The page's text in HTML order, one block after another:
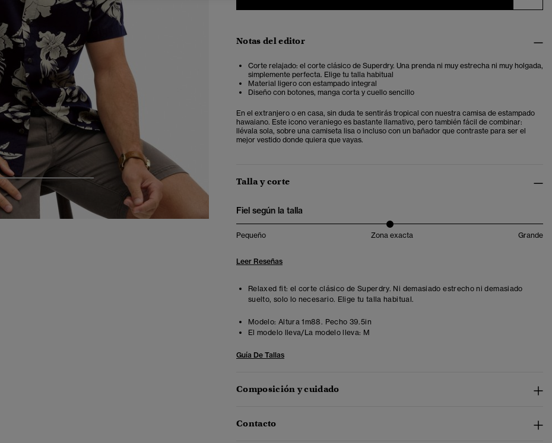
3
Notas del editor
Corte relajado: el corte clásico de Superdry. Una prenda ni muy estrecha ni muy holgada,
simplemente perfecta. Elige tu talla habitual
Material ligero con estampado integral
Diseño con botones, manga corta y cuello sencillo
En el extranjero o en casa, sin duda te sentirás tropical con nuestra camisa de estampado
hawaiano. Este icono veraniego es bastante llamativo, pero también fácil de combinar:
llévala sola, sobre una camiseta lisa o incluso con un bañador que contraste para ser el
mejor vestido donde quiera que vayas.
Talla y corte
Fiel según la talla
Pequeño Zona exacta Grande
Leer Reseñas
Relaxed fit: el corte clásico de Superdry. Ni demasiado estrecho ni demasiado
suelto, solo lo necesario. Elige tu talla habitual.
Modelo: Altura 1m88. Pecho 39.5in
El modelo lleva/La modelo lleva: M
Guía De Tallas
Composición y cuidado
Contacto